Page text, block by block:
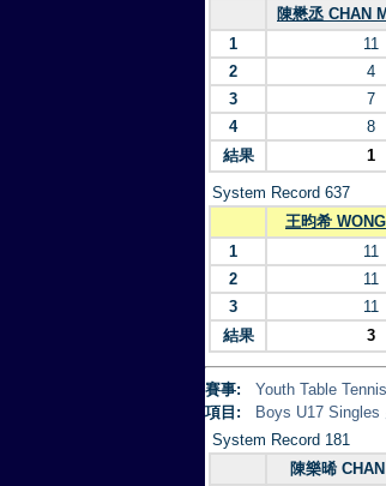
陳懋丞 CHAN
1
11
2
4
3
7
4
8
結果
1
System Record 637
王昀希
1
11
2
11
3
11
結果
3
賽事:
Youth Table
項目:
Boys U17 Singles
System Record 181
陳樂晞